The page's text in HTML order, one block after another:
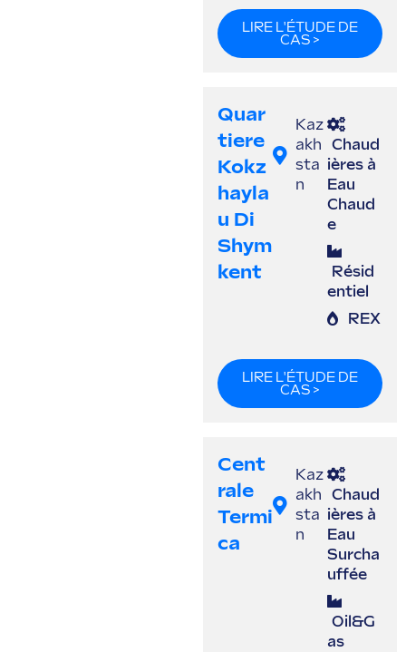
LIRE L'ÉTUDE DE
CAS >
Quar
Tiere
Kokz
Hayla
U Di
Shym
Kent
Kaz
akh
sta
n
Chaud
ières à
Eau
Chaud
e
Résid
entiel
REX
LIRE L'ÉTUDE DE
CAS >
Cent
Rale
Termi
Ca
Kaz
akh
sta
n
Chaud
ières à
Eau
Surcha
uffée
Oil&G
as